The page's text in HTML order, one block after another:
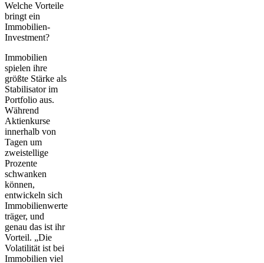
Welche Vorteile
bringt ein
Immobilien-
Investment?
Immobilien
spielen ihre
größte Stärke als
Stabilisator im
Portfolio aus.
Während
Aktienkurse
innerhalb von
Tagen um
zweistellige
Prozente
schwanken
können,
entwickeln sich
Immobilienwerte
träger, und
genau das ist ihr
Vorteil. „Die
Volatilität ist bei
Immobilien viel